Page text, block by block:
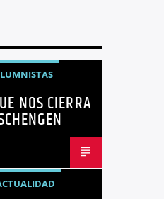
LIBRE COMERCIO
ECUADOR
NOS CIERRA